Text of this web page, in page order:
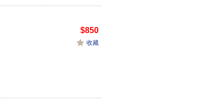
$850
收藏